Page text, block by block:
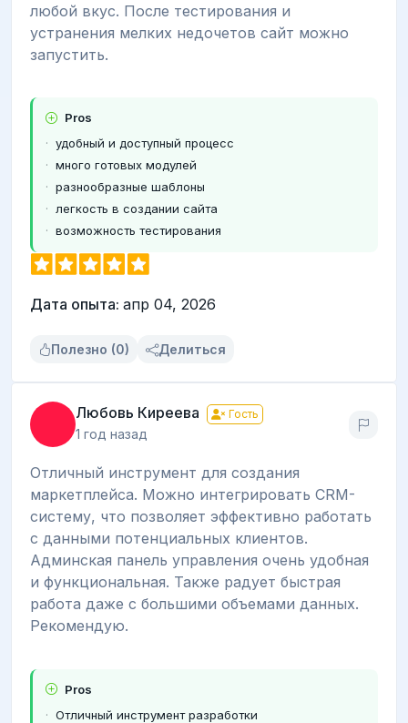
любой вкус. После тестирования и
устранения мелких недочетов сайт можно
запустить.
Pros
удобный и доступный процесс
много готовых модулей
разнообразные шаблоны
легкость в создании сайта
возможность тестирования
Дата опыта: апр 04, 2026
Полезно (0) Делиться
Любовь Киреева Гость
1 год назад
Отличный инструмент для создания
маркетплейса. Можно интегрировать CRM-
систему, что позволяет эффективно работать
с данными потенциальных клиентов.
Админская панель управления очень удобная
и функциональная. Также радует быстрая
работа даже с большими объемами данных.
Рекомендую.
Pros
Отличный инструмент разработки